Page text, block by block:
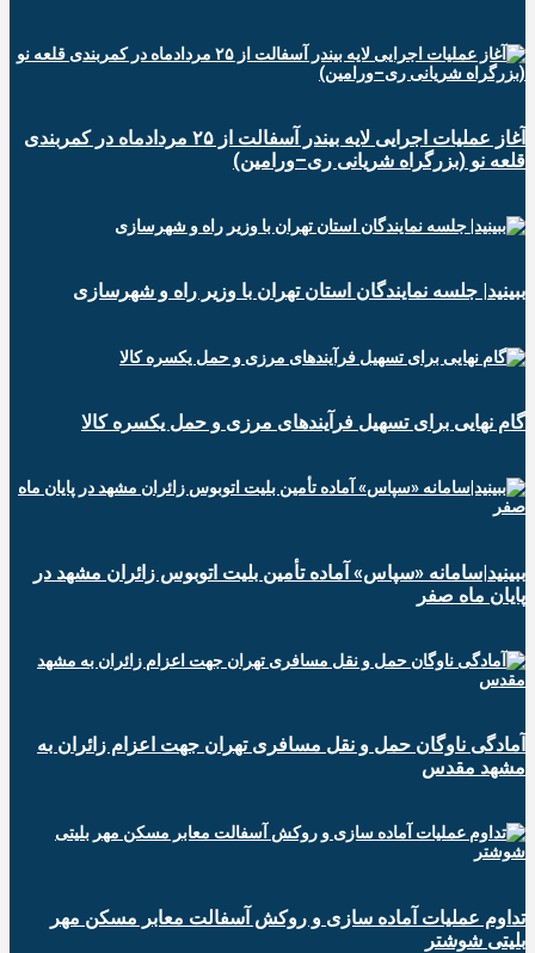
آغاز عملیات اجرایی لایه بیندر آسفالت از ۲۵ مردادماه در کمربندی
قلعه نو (بزرگراه شریانی ری–ورامین)
ببینید| جلسه نمایندگان استان تهران با وزیر راه و شهرسازی
گام نهایی برای تسهیل فرآیندهای مرزی و حمل یکسره کالا
ببینید|سامانه «سپاس» آماده تأمین بلیت اتوبوس زائران مشهد در
پایان ماه صفر
آمادگی ناوگان حمل و نقل مسافری تهران جهت اعزام زائران به
مشهد مقدس
تداوم عملیات آماده سازی و روکش آسفالت معابر مسکن مهر
بلیتی شوشتر